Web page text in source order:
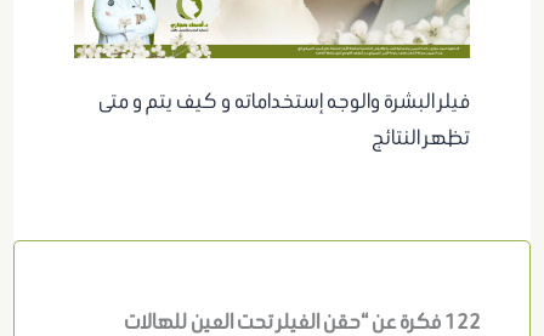
فيلر البشرة والوجه إستخداماته و كيف يتم و متى
تظهر النتائج
122 فكرة عن “حقن الفيلر تحت العين للهالات